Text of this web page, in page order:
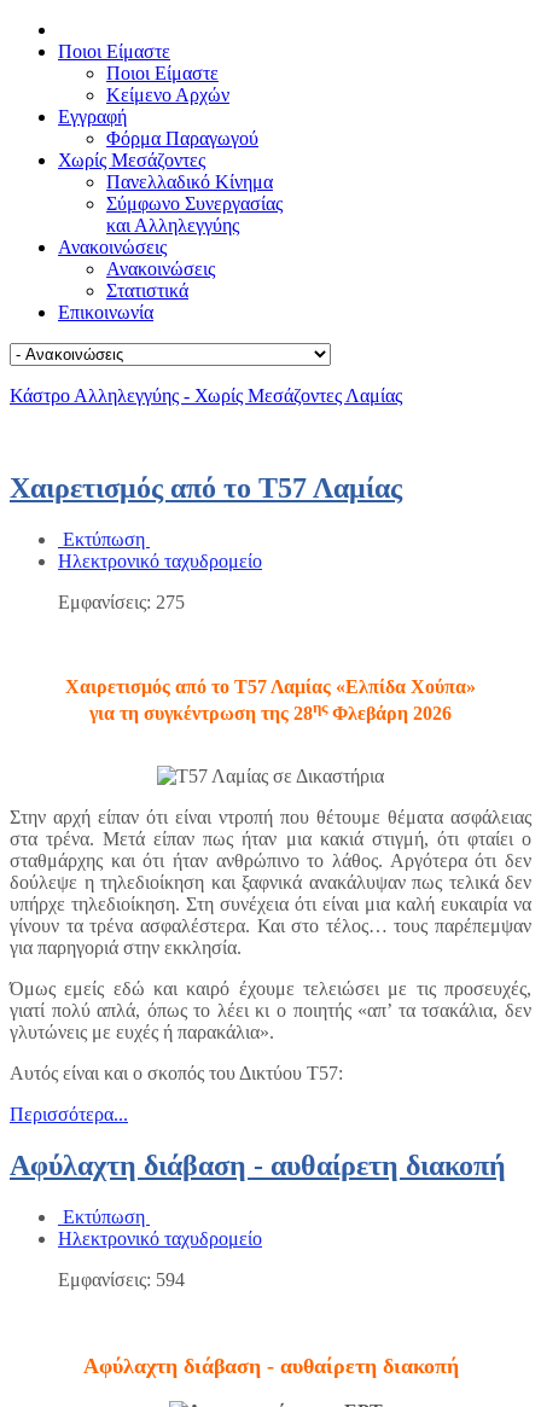
Ποιοι Είμαστε
Ποιοι Είμαστε
Κείμενο Αρχών
Εγγραφή
Φόρμα Παραγωγού
Χωρίς Μεσάζοντες
Πανελλαδικό Κίνημα
Σύμφωνο Συνεργασίας
και Αλληλεγγύης
Ανακοινώσεις
Ανακοινώσεις
Στατιστικά
Επικοινωνία
Κάστρο Αλληλεγγύης - Χωρίς Μεσάζοντες Λαμίας
Χαιρετισμός από το Τ57 Λαμίας
Εκτύπωση
Ηλεκτρονικό ταχυδρομείο
Εμφανίσεις: 275
Χαιρετισμός από το Τ57 Λαμίας «Ελπίδα Χούπα»
για τη συγκέντρωση της 28ηςΦλεβάρη 2026
Στην αρχή είπαν ότι είναι ντροπή που θέτουμε θέματα ασφάλειας
στα τρένα. Μετά είπαν πως ήταν μια κακιά στιγμή, ότι φταίει ο
σταθμάρχης και ότι ήταν ανθρώπινο το λάθος. Αργότερα ότι δεν
δούλεψε η τηλεδιοίκηση και ξαφνικά ανακάλυψαν πως τελικά δεν
υπήρχε τηλεδιοίκηση. Στη συνέχεια ότι είναι μια καλή ευκαιρία να
γίνουν τα τρένα ασφαλέστερα. Και στο τέλος… τους παρέπεμψαν
για παρηγοριά στην εκκλησία.
Όμως εμείς εδώ και καιρό έχουμε τελειώσει με τις προσευχές,
γιατί πολύ απλά, όπως το λέει κι ο ποιητής «απ’ τα τσακάλια, δεν
γλυτώνεις με ευχές ή παρακάλια».
Αυτός είναι και ο σκοπός του Δικτύου Τ57:
Περισσότερα...
Αφύλαχτη διάβαση - αυθαίρετη διακοπή
Εκτύπωση
Ηλεκτρονικό ταχυδρομείο
Εμφανίσεις: 594
Αφύλαχτη διάβαση - αυθαίρετη διακοπή